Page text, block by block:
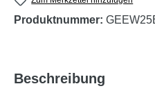
Produktnummer:
Beschreibung